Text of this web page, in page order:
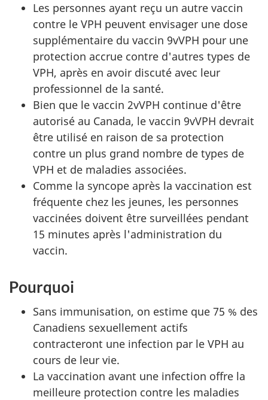
Les personnes ayant reçu un autre vaccin
contre le VPH peuvent envisager une dose
supplémentaire du vaccin 9vVPH pour une
protection accrue contre d'autres types de
VPH, après en avoir discuté avec leur
professionnel de la santé.
Bien que le vaccin 2vVPH continue d'être
autorisé au Canada, le vaccin 9vVPH devrait
être utilisé en raison de sa protection
contre un plus grand nombre de types de
VPH et de maladies associées.
Comme la syncope après la vaccination est
fréquente chez les jeunes, les personnes
vaccinées doivent être surveillées pendant
15 minutes après l'administration du
vaccin.
Pourquoi
Sans immunisation, on estime que 75 % des
Canadiens sexuellement actifs
contracteront une infection par le VPH au
cours de leur vie.
La vaccination avant une infection offre la
meilleure protection contre les maladies